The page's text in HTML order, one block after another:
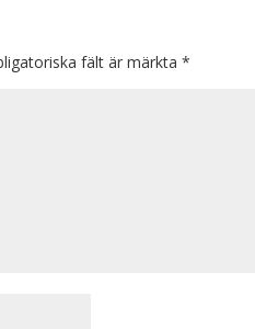
fält är märkta*